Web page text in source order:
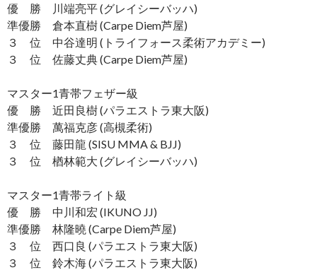
優 勝 川端亮平 (グレイシーバッハ)
準優勝 倉本直樹 (Carpe Diem芦屋)
３ 位 中谷達明 (トライフォース柔術アカデミー)
３ 位 佐藤丈典 (Carpe Diem芦屋)
マスター1青帯フェザー級
優 勝 近田良樹 (パラエストラ東大阪)
準優勝 萬福克彦 (高槻柔術)
３ 位 藤田龍 (SISU MMA & BJJ)
３ 位 楢林範大 (グレイシーバッハ)
マスター1青帯ライト級
優 勝 中川和宏 (IKUNO JJ)
準優勝 林隆曉 (Carpe Diem芦屋)
３ 位 西口良 (パラエストラ東大阪)
３ 位 鈴木海 (パラエストラ東大阪)